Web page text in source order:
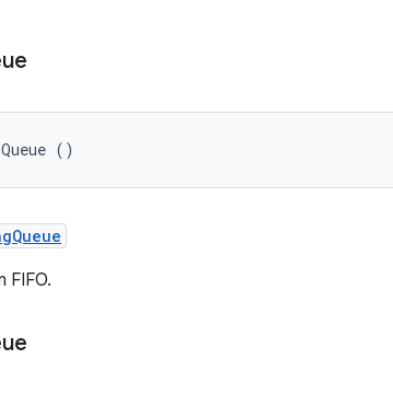
()
FIFO.